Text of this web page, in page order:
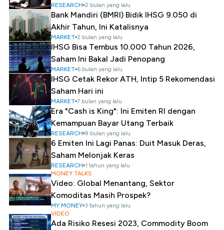
RESEARCH 2 bulan yang lalu
Bank Mandiri (BMRI) Bidik IHSG 9.050 di
Akhir Tahun, Ini Katalisnya
MARKET 2 bulan yang lalu
IHSG Bisa Tembus 10.000 Tahun 2026,
Saham Ini Bakal Jadi Penopang
MARKET 6 bulan yang lalu
IHSG Cetak Rekor ATH, Intip 5 Rekomendasi
Saham Hari ini
MARKET 7 bulan yang lalu
Era "Cash is King": Ini Emiten RI dengan
Kemampuan Bayar Utang Terbaik
RESEARCH 9 bulan yang lalu
6 Emiten Ini Lagi Panas: Duit Masuk Deras,
Saham Melonjak Keras
RESEARCH 1 tahun yang lalu
MONEY TALKS
Video: Global Menantang, Sektor
Komoditas Masih Prospek?
MY MONEY 3 tahun yang lalu
VIDEO
Ada Risiko Resesi 2023, Commodity Boom